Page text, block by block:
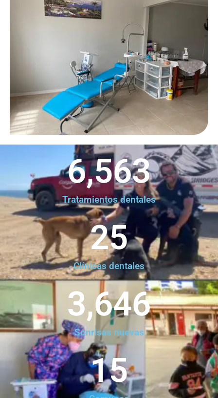
Tratamientos dentales
6,563
Clínicas dentales
25
Sonrisas nuevas
3,646
15